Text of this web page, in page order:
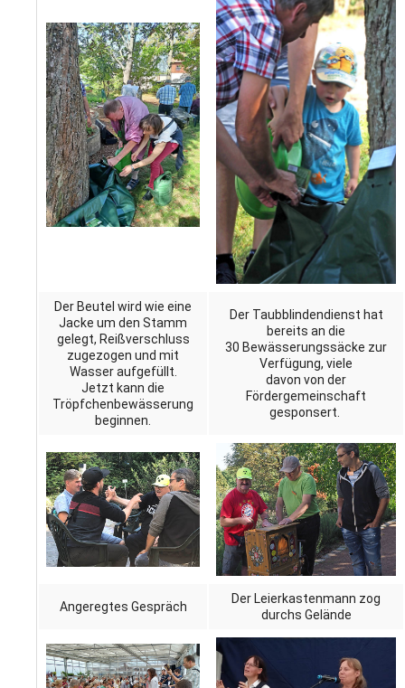
Der Beutel wird wie eine
Jacke um den Stamm
gelegt, Reißver­schluss
zugezogen und mit
Wasser aufgefüllt.
Jetzt kann die
Tröpfchenbewässerung
beginnen.
Der Taubblindendienst hat
bereits an die
30 Bewässerungssäcke zur
Verfügung, viele
davon von der
Fördergemeinschaft
gesponsert.
Angeregtes Gespräch
Der Leierkastenmann zog
durchs Gelände